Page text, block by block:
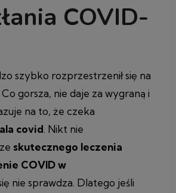
COVID-
szybko rozprzestrzenił się na
Co gorsza, nie daje za wygraną i
na to, że czeka
covid. Nikt nie
skutecznego leczenia
COVID w
nie sprawdza. Dlatego jeśli